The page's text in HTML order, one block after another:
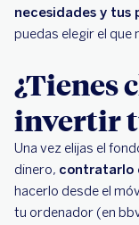
necesidades y tus
puedas elegir el que
¿Tienes
invertir
Una vez elijas el
dinero, contratarlo
hacerlo desde el
tu ordenador (en